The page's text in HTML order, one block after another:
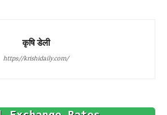
कृषि डेली
https://krishidaily.com/